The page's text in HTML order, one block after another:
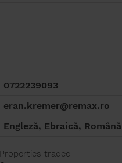
0722239093
eran.kremer@remax.ro
Engleză, Ebraică, Română
Properties traded